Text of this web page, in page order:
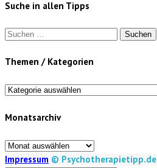
Suche in allen Tipps
Suchen
Themen / Kategorien
Themen
Kategorien
Monatsarchiv
Monatsarchiv
Impressum © Psychotherapietipp.de